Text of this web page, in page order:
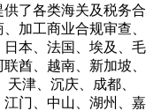
了各类海关及税务合
加工商业合规审查、
本、法国、埃及、毛
酋、越南、新加坡、
津、沉庆、成都、
门、中山、湖州、嘉